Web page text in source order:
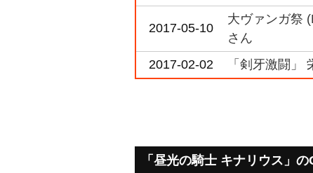
2017-05-10
大ヴァンガ祭
さん
2017-02-02
「剣牙激闘」
「昼光の騎士 キナリウス」